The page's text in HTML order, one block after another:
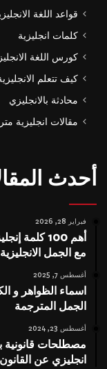
قواعد اللغة
كلمات انجليزية
كورس اللغة
كيف تتعلم
محادثة بالانجليزي
مقالات انجليزية
أحدث
فبراير 28, 2026
أهم 100
مع الجمل
أغسطس 7, 2025
اسماء الظواهر و
الجمل المترجمة
أغسطس 23, 2024
انجليزي عن